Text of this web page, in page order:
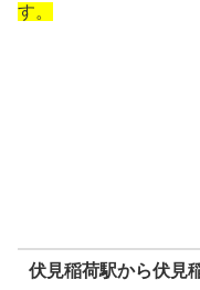
す。
伏見稲荷駅から伏見